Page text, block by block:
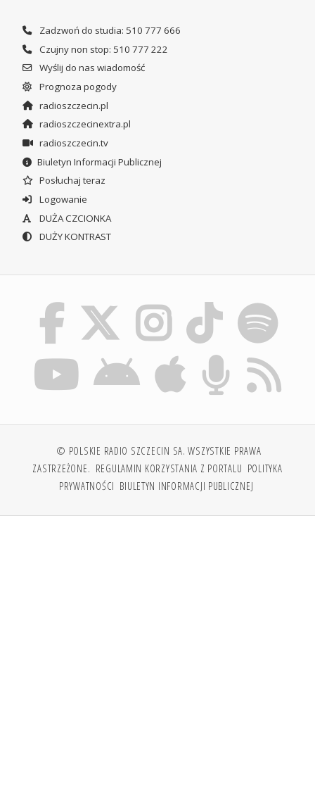
Zadzwoń do studia: 510 777 666
Czujny non stop: 510 777 222
Wyślij do nas wiadomość
Prognoza pogody
radioszczecin.pl
radioszczecinextra.pl
radioszczecin.tv
Biuletyn Informacji Publicznej
Posłuchaj teraz
Logowanie
DUŻA CZCIONKA
DUŻY KONTRAST
© POLSKIE RADIO SZCZECIN SA. WSZYSTKIE PRAWA
ZASTRZEŻONE. REGULAMIN KORZYSTANIA Z PORTALU POLITYKA
PRYWATNOŚCI BIULETYN INFORMACJI PUBLICZNEJ